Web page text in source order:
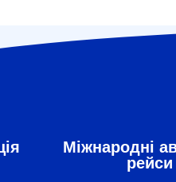
Міжнародні
рейси